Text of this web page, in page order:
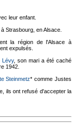
leur enfant.
Strasbourg, en Alsace.
la région de l'Alsace à
expulsés.
Lévy, son mari a été caché
1942.
Steinmetz* comme Justes
ils ont refusé d'accepter la